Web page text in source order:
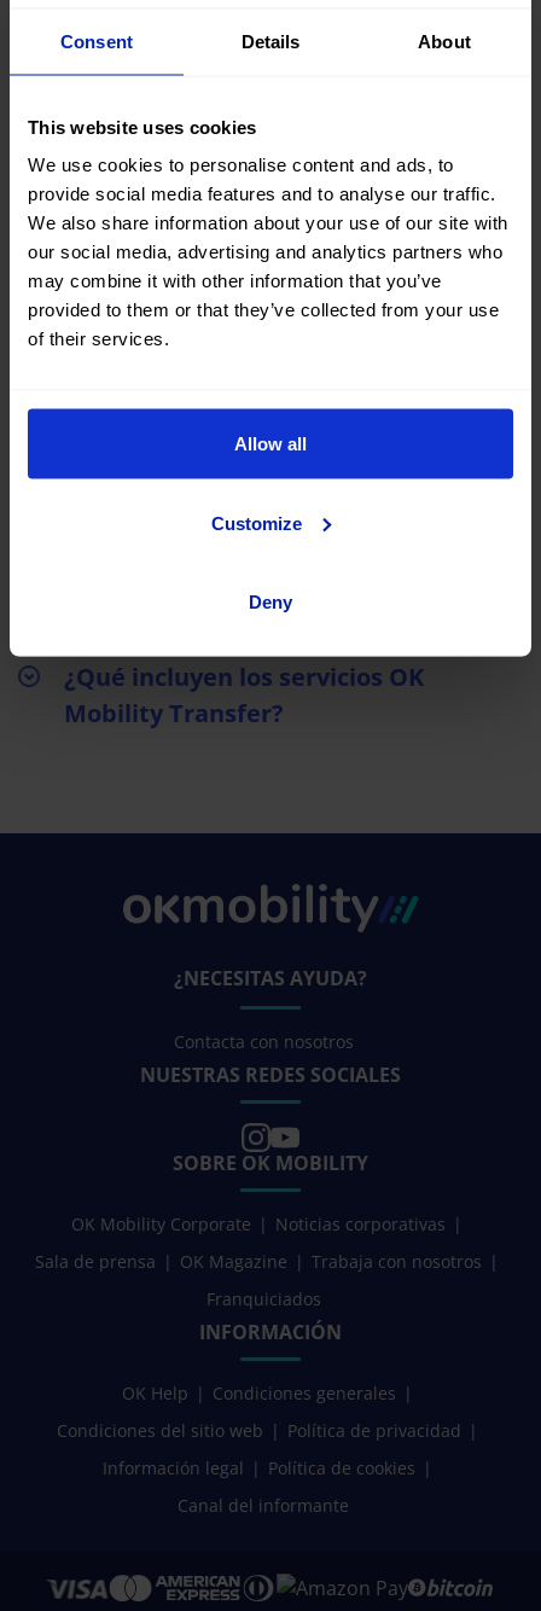
Consent Details About
This website uses cookies
We use cookies to personalise content and ads, to
provide social media features and to analyse our traffic.
We also share information about your use of our site with
our social media, advertising and analytics partners who
may combine it with other information that you’ve
provided to them or that they’ve collected from your use
of their services.
Allow all
Customize
Deny
¿El servicio OK Mobility Transfer es
apto para mascotas?
¿OK Mobility Transfer tiene flota
adaptada para personas con
discapacidad o movilidad reducida?
¿Cuál es la antelación máxima para
reservar un vehículo OK Mobility
¿Qué documentación necesito para
acreditar que soy el titular de la
reserva OK Mobility transfer?
encuentro o mi vuelo se retrasa?
¿Qué incluyen los servicios OK
Mobility Transfer?
¿NECESITAS AYUDA?
Contacta con nosotros
NUESTRAS REDES SOCIALES
SOBRE OK MOBILITY
OK Mobility Corporate
Noticias corporativas
Sala de prensa
OK Magazine
Trabaja con nosotros
Franquiciados
INFORMACIÓN
OK Help
Condiciones generales
Condiciones del sitio web
Política de privacidad
Información legal
Política de cookies
Canal del informante